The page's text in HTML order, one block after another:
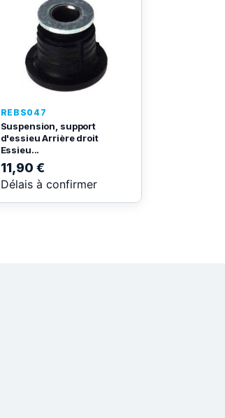
REBS047
Suspension, support
d'essieu Arrière droit
Essieu...
11,90 €
Délais à confirmer